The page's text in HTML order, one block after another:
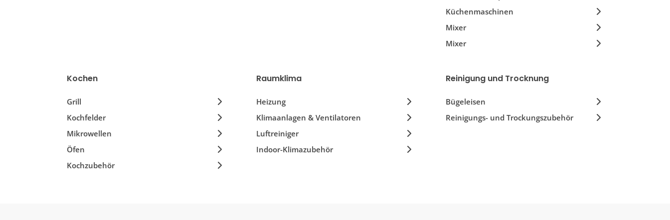
Küchenmaschinen
Mixer
Mixer
Toaster
Wasserreiniger
Zitruspressen & Entsafter
Kochen
Grill
Kochfelder
Mikrowellen
Öfen
Kochzubehör
Raumklima
Heizung
Klimaanlagen & Ventilatoren
Luftreiniger
Indoor-Klimazubehör
Reinigung und Trocknung
Bügeleisen
Reinigungs- und Trockungszubehör